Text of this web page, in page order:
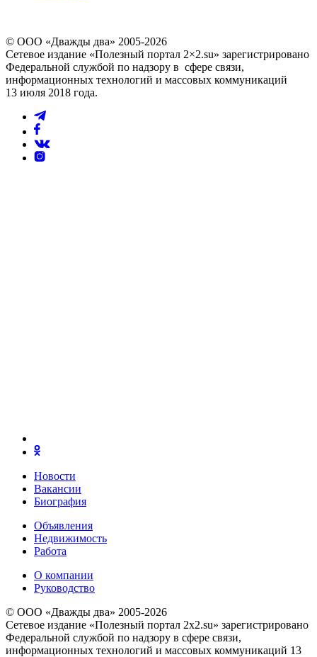
© ООО «Дважды два» 2005-2026
Сетевое издание «Полезный портал 2×2.su» зарегистрировано
Федеральной службой по надзору в сфере связи,
информационных технологий и массовых коммуникаций
13 июля 2018 года.
Новости
Вакансии
Биография
Объявления
Недвижимость
Работа
О компании
Руководство
© ООО «Дважды два» 2005-2026
Сетевое издание «Полезный портал 2x2.su» зарегистрировано
Федеральной службой по надзору в сфере связи,
информационных технологий и массовых коммуникаций 13